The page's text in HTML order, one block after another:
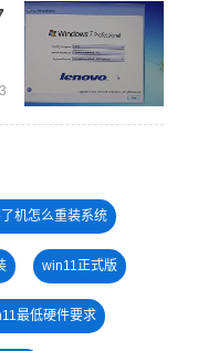
机怎么重装系统
win11正式版
最低硬件要求